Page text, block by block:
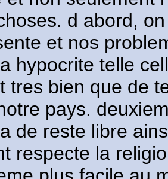
d abord,
et nos
hypocrite telle
tres bien que de
pays.
de reste libre
respecte la